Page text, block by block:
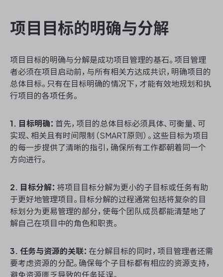
项目目标的明确与分解
项目目标的明确与分解是成功项目管理的基石。项目管理
者必须在项目启动前，与所有相关方达成共识，明确项目的
总体目标。只有在目标明确的情况下，才能有效地规划和执
行项目的各项任务。
1. 目标明确： 首先，项目的总体目标必须具体、可衡量、可
实现、相关且有时间限制（SMART原则）。这些目标为项目
的每一步提供了清晰的指引，确保所有工作都朝着同一个
方向进行。
2. 目标分解： 将项目目标分解为更小的子目标或任务有助
于更好地管理项目。目标分解的过程通常包括将复杂的目
标划分为更易管理的部分，使每个团队成员都能清楚地了
解自己在项目中的角色和职责。
3. 任务与资源的关联： 在分解目标的同时，项目管理者还需
要考虑资源的分配。确保每个子目标都有相应的资源支持，
避免资源匮乏导致的任务延误。